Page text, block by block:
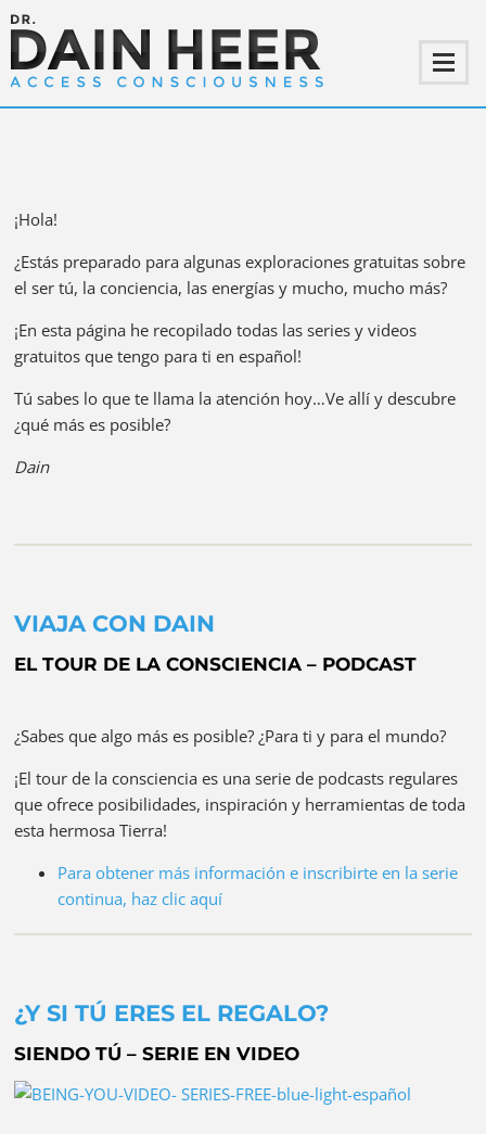
¡Hola!
¿Estás preparado para algunas exploraciones gratuitas sobre
el ser tú, la conciencia, las energías y mucho, mucho más?
¡En esta página he recopilado todas las series y videos
gratuitos que tengo para ti en español!
Tú sabes lo que te llama la atención hoy…Ve allí y descubre
¿qué más es posible?
Dain
VIAJA CON DAIN
EL TOUR DE LA CONSCIENCIA – PODCAST
¿Sabes que algo más es posible? ¿Para ti y para el mundo?
¡El tour de la consciencia es una serie de podcasts regulares
que ofrece posibilidades, inspiración y herramientas de toda
esta hermosa Tierra!
Para obtener más información e inscribirte en la serie
continua, haz clic aquí
¿Y SI TÚ ERES EL REGALO?
SIENDO TÚ – SERIE EN VIDEO